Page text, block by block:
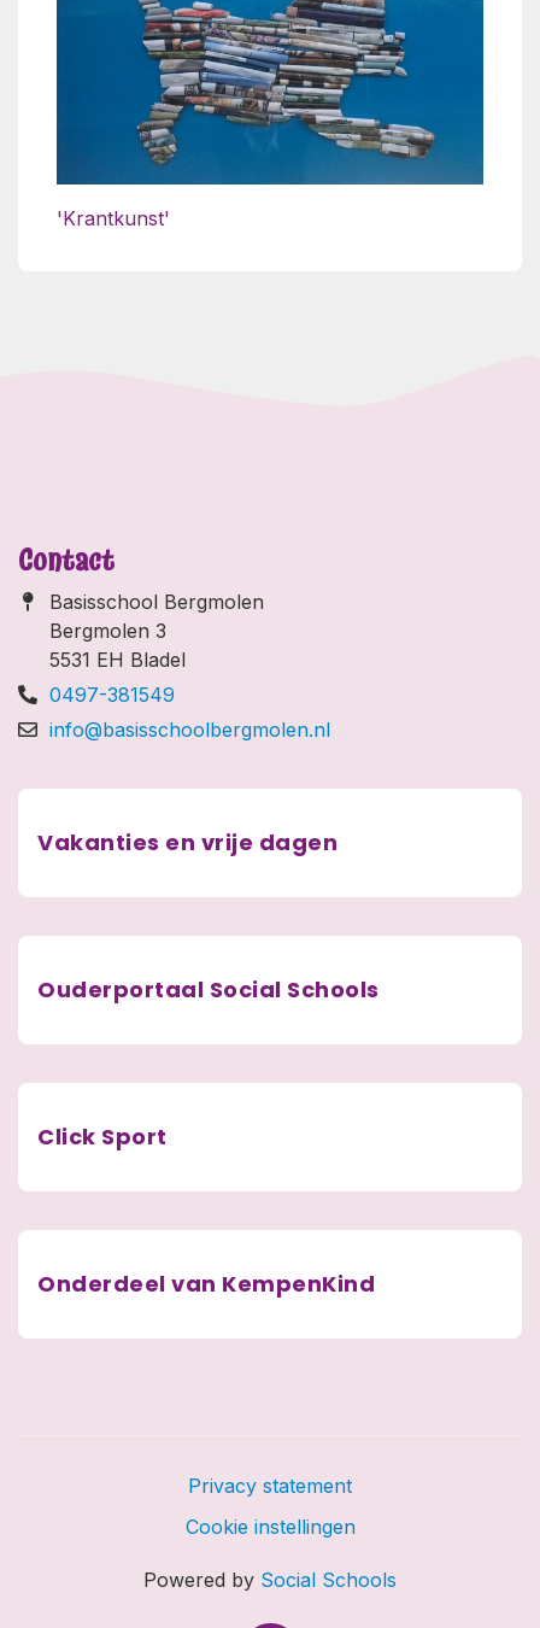
'Krantkunst'
Contact
Basisschool Bergmolen
Bergmolen 3
5531 EH Bladel
0497-381549
info@basisschoolbergmolen.nl
Vakanties en vrije dagen
Ouderportaal Social Schools
Click Sport
Onderdeel van KempenKind
Privacy statement
Cookie instellingen
Powered by Social Schools